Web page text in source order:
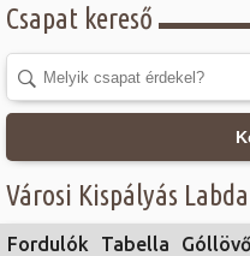
Gasztronómia
Sport
Csapat kereső
Fordulók Tabella